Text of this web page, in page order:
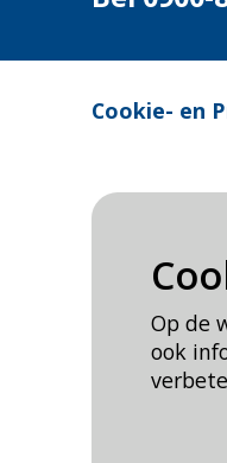
Op de
ook
Cookie- en